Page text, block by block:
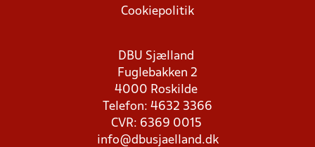
Cookiepolitik
DBU Sjælland
Fuglebakken 2
4000 Roskilde
Telefon: 4632 3366
CVR: 6369 0015
info@dbusjaelland.dk